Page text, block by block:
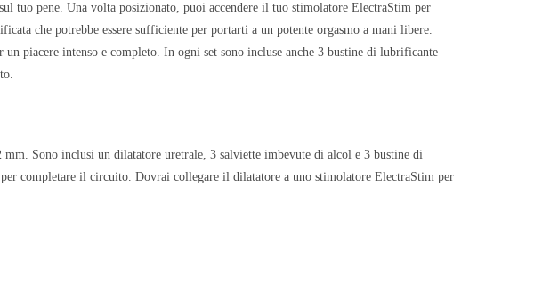
tuo pene. Una volta posizionato, puoi accendere il tuo stimolatore ElectraStim per
che potrebbe essere sufficiente per portarti a un potente orgasmo a mani libere.
piacere intenso e completo. In ogni set sono incluse anche 3 bustine di lubrificante
Sono inclusi un dilatatore uretrale, 3 salviette imbevute di alcol e 3 bustine di
completare il circuito. Dovrai collegare il dilatatore a uno stimolatore ElectraStim per